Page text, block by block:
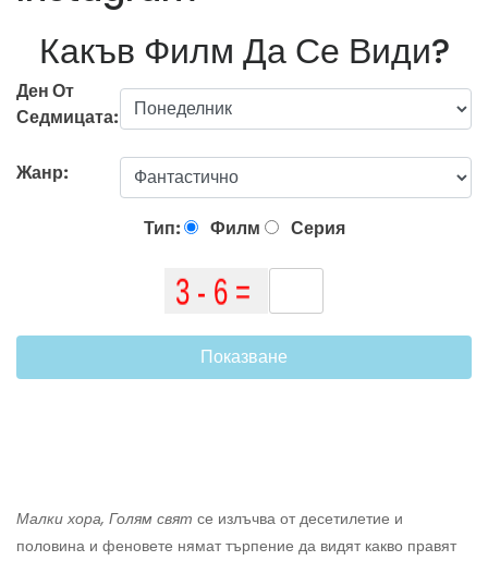
Какъв Филм Да Се Види?
Ден От
Седмицата:
Жанр:
Тип: Филм Серия
Показване
Малки хора, Голям свят се излъчва от десетилетие и
половина и феновете нямат търпение да видят какво правят